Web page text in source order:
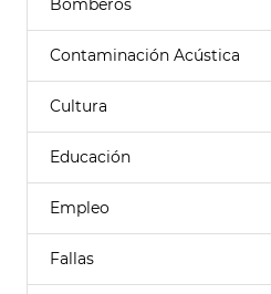
Contaminación Acústica
Cultura
Educación
Empleo
Fallas